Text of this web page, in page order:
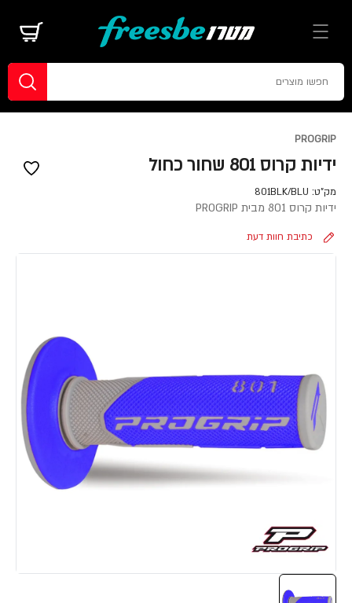
PROGRIP
ידיות קרוס 801 שחור כחול
מק"ט: 801BLK/BLU
ידיות קרוס 801 מבית PROGRIP
כתיבת חוות דעת